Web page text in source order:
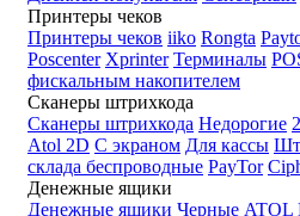
Принтеры чеков
Принтеры чеков iiko Rongta
Poscenter Xprinter Терминалы
фискальным накопителем
Сканеры штрихкода
Сканеры штрихкода Недорогие
Atol 2D С экраном Для кассы
склада беспроводные PayTor
Денежные ящики
Денежные ящики Черные ATOL